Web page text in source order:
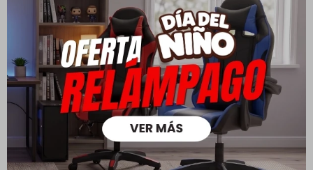
Productos que te pueden interesar